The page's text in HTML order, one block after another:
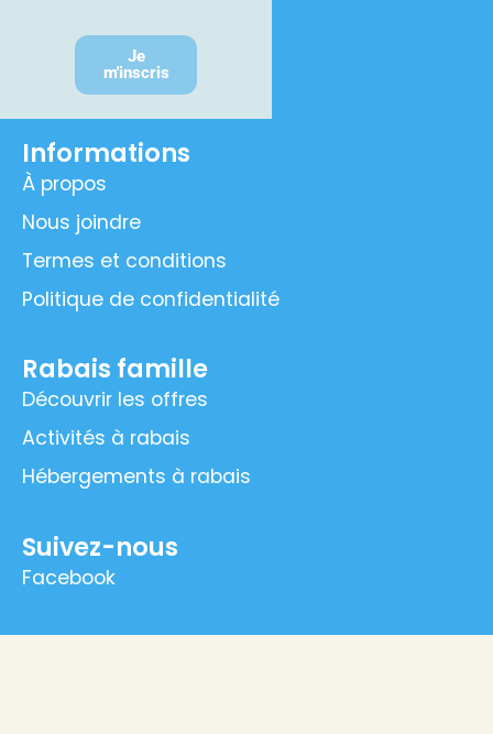
Je
m'inscris
Informations
À propos
Nous joindre
Termes et conditions
Politique de confidentialité
Rabais famille
Découvrir les offres
Activités à rabais
Hébergements à rabais
Suivez-nous
Facebook